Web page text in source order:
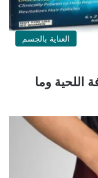
العناية بالجسم
اللحية وما